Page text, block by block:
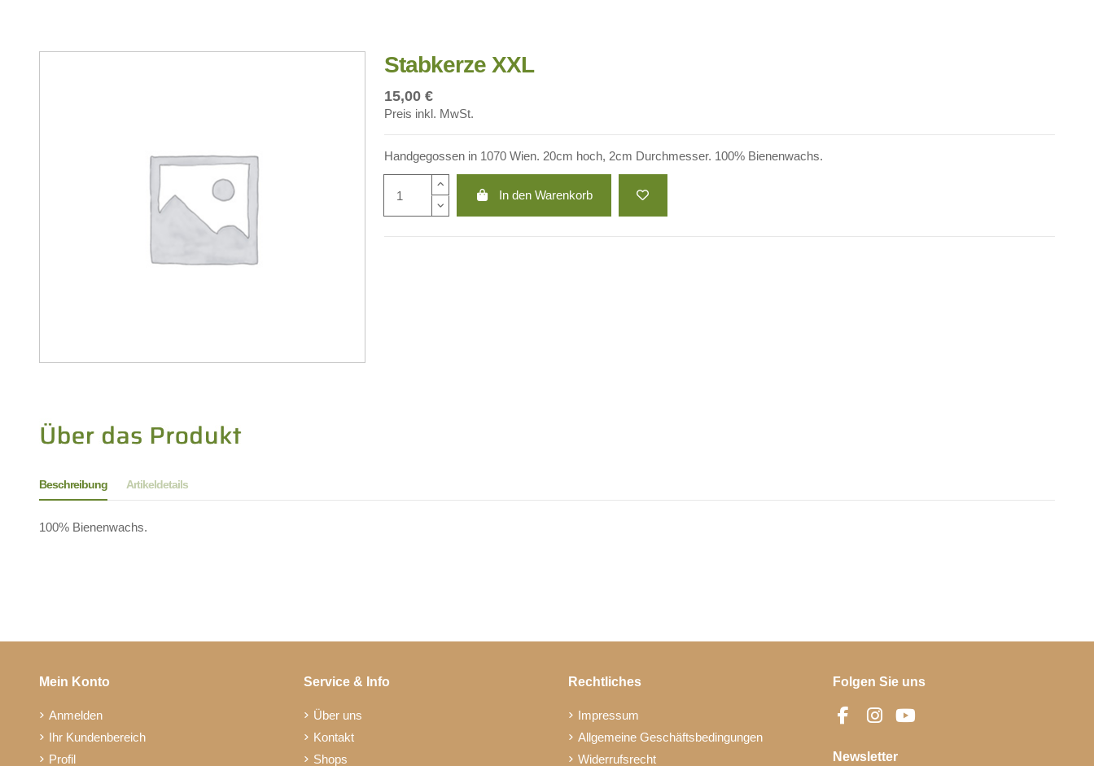
Stabkerze XXL
15,00 €
Preis inkl. MwSt.
Handgegossen in 1070 Wien. 20cm hoch, 2cm Durchmesser. 100% Bienenwachs.
In den Warenkorb
Beschreibung Artikeldetails
100% Bienenwachs.
Mein Konto
Anmelden
Ihr Kundenbereich
Profil
Service & Info
Über uns
Kontakt
Shops
Rechtliches
Impressum
Allgemeine Geschäftsbedingungen
Widerrufsrecht
Folgen Sie uns
Newsletter